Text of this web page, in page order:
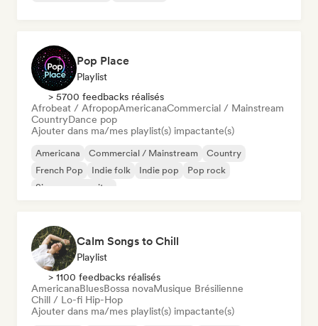
Pop Place
Playlist
> 5700 feedbacks réalisés
Afrobeat / AfropopAmericanaCommercial / Mainstream
CountryDance pop
Ajouter dans ma/mes playlist(s) impactante(s)
Americana Commercial / Mainstream
Country
French Pop
Indie folk Indie pop
Pop rock
Singer-songwriter
Calm Songs to Chill
Playlist
> 1100 feedbacks réalisés
AmericanaBluesBossa novaMusique Brésilienne
Chill / Lo-fi Hip-Hop
Ajouter dans ma/mes playlist(s) impactante(s)